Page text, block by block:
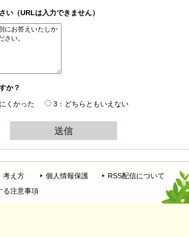
い（URLは入力できません）
か？
くかった 3：どちらともいえない
考え方 個人情報保護
RSS配信について
る注意事項